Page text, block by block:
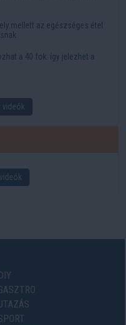
mellett az egészséges étel
a 40 fok: így jelezhet a
videók